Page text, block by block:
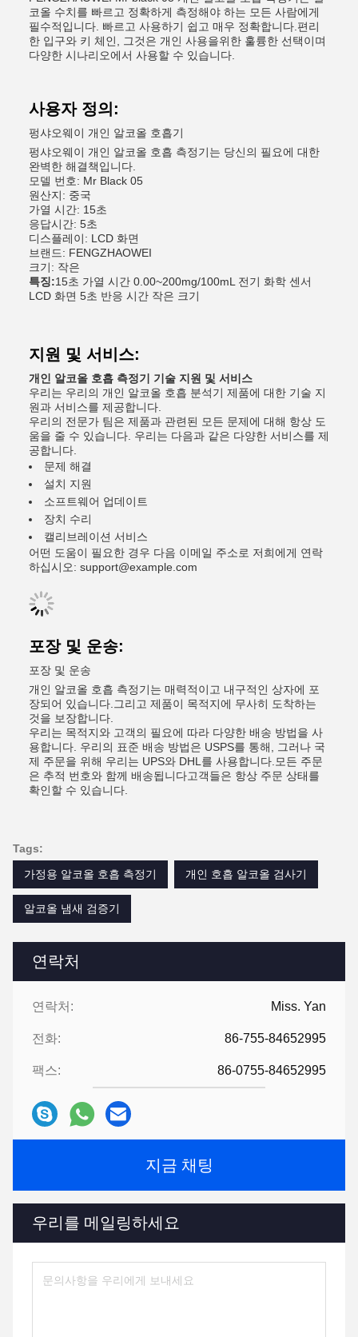
연락처
연락처: Miss. Yan
전화: 86-755-84652995
팩스: 86-0755-84652995
지금 채팅
우리를 메일링하세요
코올 수치를 빠르고 정확하게 측정해야 하는 모든 사람에게
필수적입니다. 빠르고 사용하기 쉽고 매우 정확합니다.편리
한 입구와 키 체인, 그것은 개인 사용을위한 훌륭한 선택이며
다양한 시나리오에서 사용할 수 있습니다.
사용자 정의:
펑샤오웨이 개인 알코올 호흡기
펑샤오웨이 개인 알코올 호흡 측정기는 당신의 필요에 대한
완벽한 해결책입니다.
모델 번호: Mr Black 05
원산지: 중국
가열 시간: 15초
응답시간: 5초
디스플레이: LCD 화면
브랜드: FENGZHAOWEI
크기: 작은
특징:15초 가열 시간 0.00~200mg/100mL 전기 화학 센서
LCD 화면 5초 반응 시간 작은 크기
지원 및 서비스:
개인 알코올 호흡 측정기 기술 지원 및 서비스
우리는 우리의 개인 알코올 호흡 분석기 제품에 대한 기술 지
원과 서비스를 제공합니다.
우리의 전문가 팀은 제품과 관련된 모든 문제에 대해 항상 도
움을 줄 수 있습니다. 우리는 다음과 같은 다양한 서비스를 제
공합니다.
문제 해결
설치 지원
소프트웨어 업데이트
장치 수리
캘리브레이션 서비스
어떤 도움이 필요한 경우 다음 이메일 주소로 저희에게 연락
하십시오: support@example.com
포장 및 운송:
포장 및 운송
개인 알코올 호흡 측정기는 매력적이고 내구적인 상자에 포
장되어 있습니다.그리고 제품이 목적지에 무사히 도착하는
것을 보장합니다.
우리는 목적지와 고객의 필요에 따라 다양한 배송 방법을 사
용합니다. 우리의 표준 배송 방법은 USPS를 통해, 그러나 국
제 주문을 위해 우리는 UPS와 DHL를 사용합니다.모든 주문
은 추적 번호와 함께 배송됩니다고객들은 항상 주문 상태를
확인할 수 있습니다.
Tags:
가정용 알코올 호흡 측정기
개인 호흡 알코올 검사기
알코올 냄새 검증기